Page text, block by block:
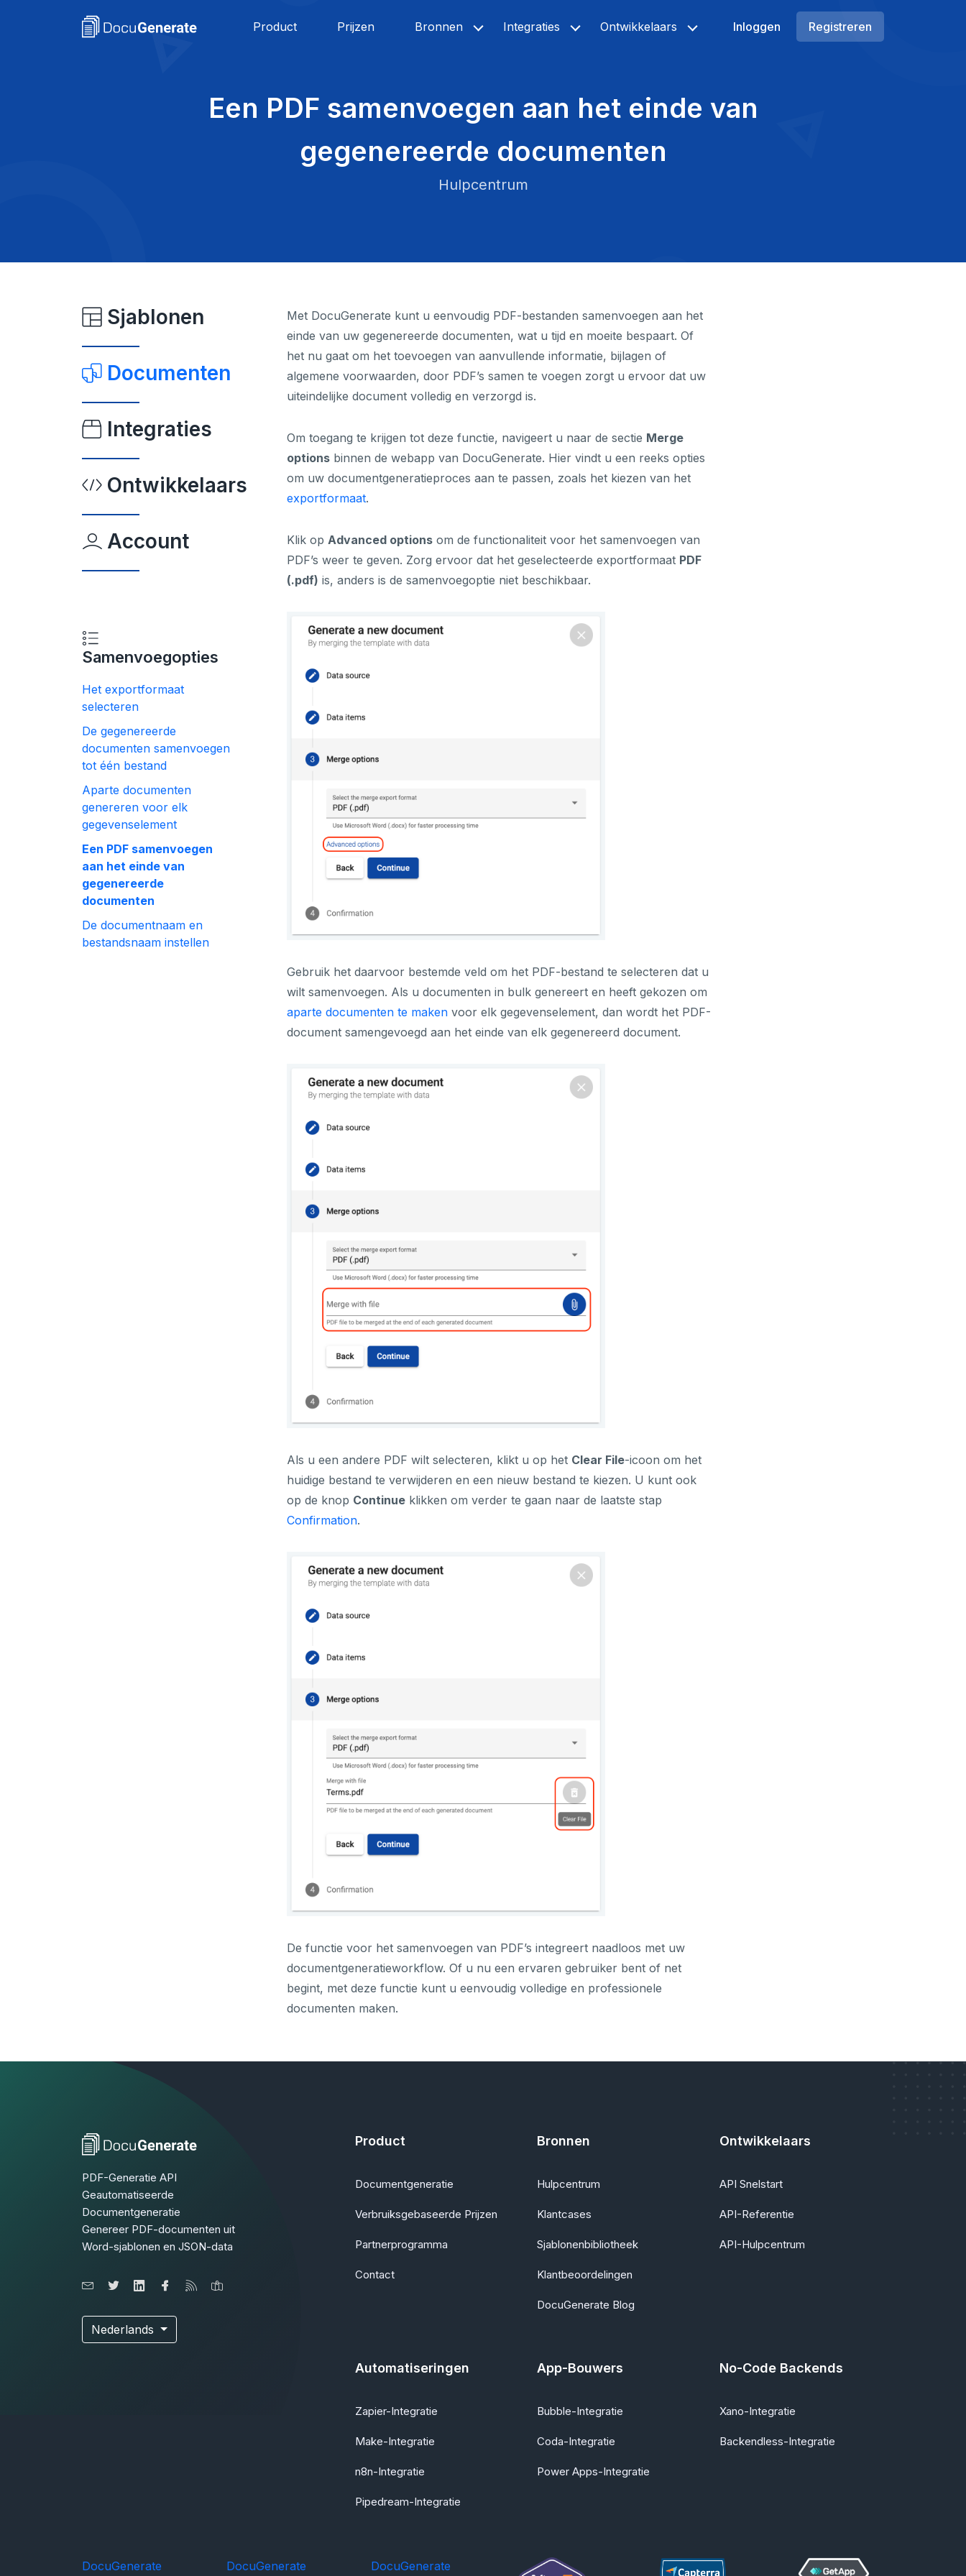
Product Prijzen Bronnen Integraties Ontwikkelaars Inloggen Registreren
Een PDF samenvoegen aan het einde van
gegenereerde documenten
Hulpcentrum
Sjablonen
Documenten
Integraties
Ontwikkelaars
Account
Samenvoegopties
Het exportformaat
selecteren
De gegenereerde
documenten samenvoegen
tot één bestand
Aparte documenten
genereren voor elk
gegevenselement
Een PDF samenvoegen
aan het einde van
gegenereerde
documenten
De documentnaam en
bestandsnaam instellen
Met DocuGenerate kunt u eenvoudig PDF-bestanden samenvoegen aan het
einde van uw gegenereerde documenten, wat u tijd en moeite bespaart. Of
het nu gaat om het toevoegen van aanvullende informatie, bijlagen of
algemene voorwaarden, door PDF’s samen te voegen zorgt u ervoor dat uw
uiteindelijke document volledig en verzorgd is.
Om toegang te krijgen tot deze functie, navigeert u naar de sectie Merge
options binnen de webapp van DocuGenerate. Hier vindt u een reeks opties
om uw documentgeneratieproces aan te passen, zoals het kiezen van het
exportformaat.
Klik op Advanced options om de functionaliteit voor het samenvoegen van
PDF’s weer te geven. Zorg ervoor dat het geselecteerde exportformaat PDF
(.pdf) is, anders is de samenvoegoptie niet beschikbaar.
Gebruik het daarvoor bestemde veld om het PDF-bestand te selecteren dat u
wilt samenvoegen. Als u documenten in bulk genereert en heeft gekozen om
aparte documenten te maken voor elk gegevenselement, dan wordt het PDF-
document samengevoegd aan het einde van elk gegenereerd document.
Als u een andere PDF wilt selecteren, klikt u op het Clear File-icoon om het
huidige bestand te verwijderen en een nieuw bestand te kiezen. U kunt ook
op de knop Continue klikken om verder te gaan naar de laatste stap
Confirmation.
De functie voor het samenvoegen van PDF’s integreert naadloos met uw
documentgeneratieworkflow. Of u nu een ervaren gebruiker bent of net
begint, met deze functie kunt u eenvoudig volledige en professionele
documenten maken.
PDF-Generatie API
Geautomatiseerde
Documentgeneratie
Genereer PDF-documenten uit
Word-sjablonen en JSON-data
Nederlands
Product
Documentgeneratie
Verbruiksgebaseerde Prijzen
Partnerprogramma
Contact
Bronnen
Hulpcentrum
Klantcases
Sjablonenbibliotheek
Klantbeoordelingen
DocuGenerate Blog
Ontwikkelaars
API Snelstart
API-Referentie
API-Hulpcentrum
Automatiseringen
Zapier-Integratie
Make-Integratie
n8n-Integratie
Pipedream-Integratie
App-Bouwers
Bubble-Integratie
Coda-Integratie
Power Apps-Integratie
No-Code Backends
Xano-Integratie
Backendless-Integratie
DocuGenerate DocuGenerate DocuGenerate